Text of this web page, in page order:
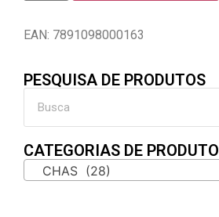
EAN: 7891098000163
PESQUISA DE PRODUTOS
CATEGORIAS DE PRODUTO
CHAS (28)